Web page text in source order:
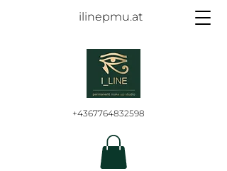
ilinepmu.at
+4367764832598